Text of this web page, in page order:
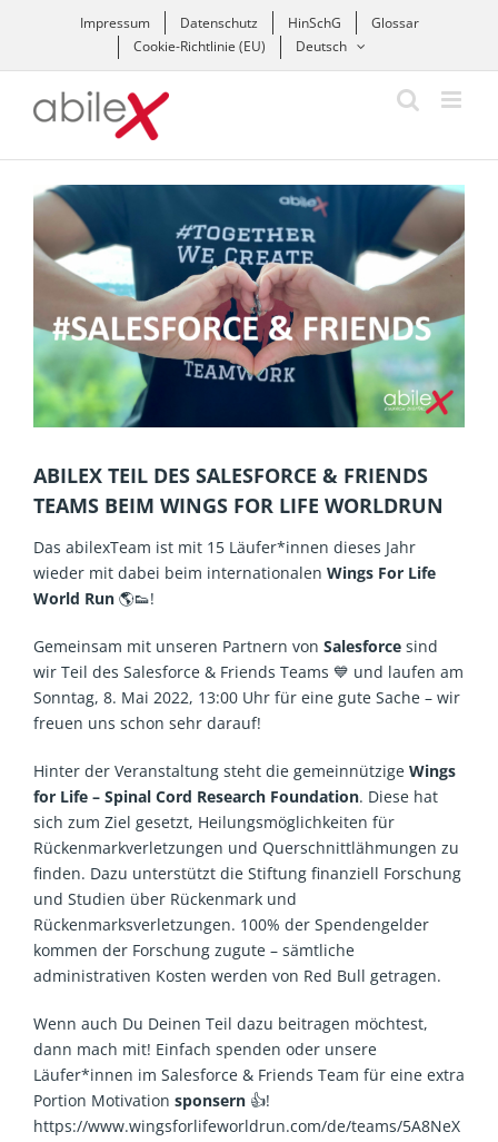
Impressum Datenschutz HinSchG
Glossar
Cookie-Richtlinie (EU)
Deutsch
Zeige
grösseres
Bild
ABILEX TEIL DES SALESFORCE & FRIENDS
TEAMS BEIM WINGS FOR LIFE WORLDRUN
Das abilexTeam ist mit 15 Läufer*innen dieses Jahr
wieder mit dabei beim internationalen Wings For Life
World Run🌎👟!
Gemeinsam mit unseren Partnern von Salesforcesind
wir Teil des Salesforce & Friends Teams 💙 und laufen am
Sonntag, 8. Mai 2022, 13:00 Uhr für eine gute Sache – wir
freuen uns schon sehr darauf!
Hinter der Veranstaltung steht die gemeinnützige Wings
for Life – Spinal Cord Research Foundation. Diese hat
sich zum Ziel gesetzt, Heilungsmöglichkeiten für
Rückenmarkverletzungen und Querschnittlähmungen zu
finden. Dazu unterstützt die Stiftung finanziell Forschung
und Studien über Rückenmark und
Rückenmarksverletzungen. 100% der Spendengelder
kommen der Forschung zugute – sämtliche
administrativen Kosten werden von Red Bull getragen.
Wenn auch Du Deinen Teil dazu beitragen möchtest,
dann mach mit! Einfach spenden oder unsere
Läufer*innen im Salesforce & Friends Team für eine extra
Portion Motivation sponsern👍!
https://www.wingsforlifeworldrun.com/de/teams/5A8NeX